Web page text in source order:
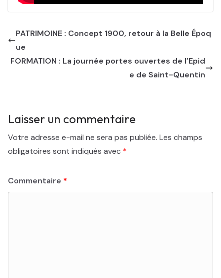
PATRIMOINE : Concept 1900, retour à la Belle Époq
ue
FORMATION : La journée portes ouvertes de l’Epid
e de Saint-Quentin
Laisser un commentaire
Votre adresse e-mail ne sera pas publiée. Les champs
obligatoires sont indiqués avec *
Commentaire *